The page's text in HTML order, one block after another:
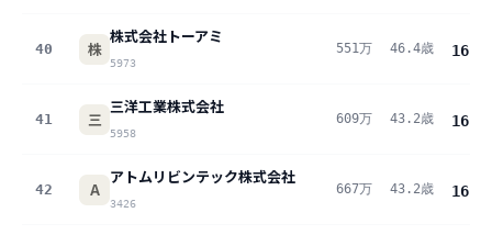
40 株
株式会社トーアミ
5973
551万 46.4歳 16.7
41 三
三洋工業株式会社
5958
609万 43.2歳 16.7
42 A
アトムリビンテック株式会社
3426
667万 43.2歳 16.6